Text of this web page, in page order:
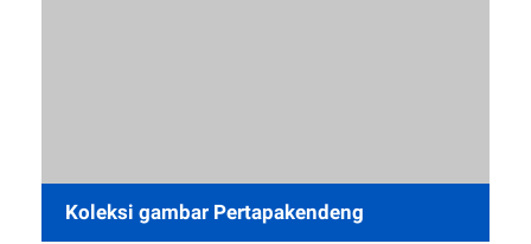
Koleksi gambar Pertapakendeng